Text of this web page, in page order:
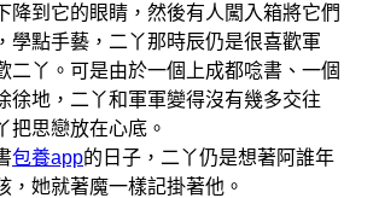
降到它的眼睛，然後有人闖入箱將它們
學點手藝，二丫那時辰仍是很喜歡軍
二丫。可是由於一個上成都唸書、一個
徐地，二丫和軍軍變得沒有幾多交往
把思戀放在心底。
包養app的日子，二丫仍是想著阿誰年
，她就著魔一樣記掛著他。